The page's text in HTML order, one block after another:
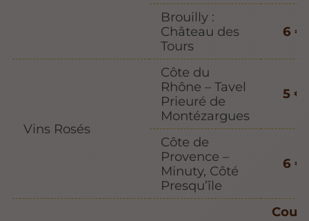
Brouilly :
Château des
Tours
6 €
Vins Rosés
Côte du
Rhône – Tavel
Prieuré de
Montézargues
5 €
Côte de
Provence –
Minuty, Côté
Presqu’île
6 €